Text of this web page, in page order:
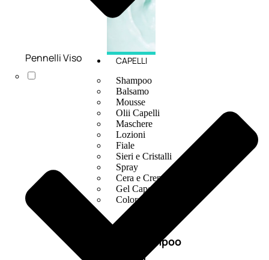
CAPELLI
Shampoo
Balsamo
Mousse
Olii Capelli
Maschere
Lozioni
Fiale
Sieri e Cristalli
Spray
Cera e Crema
Gel Capelli
Colorazione
Shampoo
Pennelli Viso